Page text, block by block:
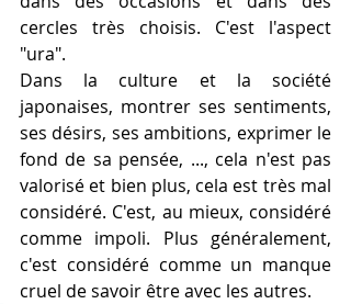
cercles très choisis. C'est l'aspect
"ura".
Dans la culture et la société
japonaises, montrer ses sentiments,
ses désirs, ses ambitions, exprimer le
fond de sa pensée, ..., cela n'est pas
valorisé et bien plus, cela est très mal
considéré. C'est, au mieux, considéré
comme impoli. Plus généralement,
c'est considéré comme un manque
cruel de savoir être avec les autres.